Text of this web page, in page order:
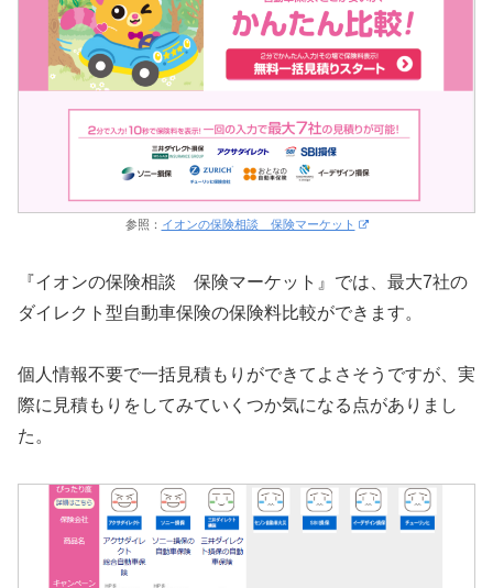
参照： イオンの保険相談 保険マーケット
『イオンの保険相談 保険マーケット』では、最大7社の
ダイレクト型自動車保険の保険料比較ができます。
個人情報不要で一括見積もりができてよさそうですが、実
際に見積もりをしてみていくつか気になる点がありまし
た。